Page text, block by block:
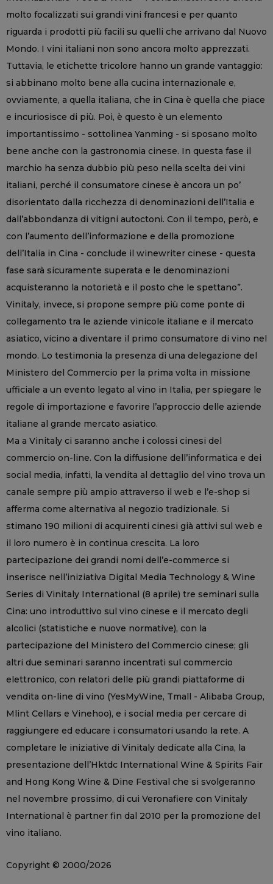
molto focalizzati sui grandi vini francesi e per quanto
riguarda i prodotti più facili su quelli che arrivano dal Nuovo
Mondo. I vini italiani non sono ancora molto apprezzati.
Tuttavia, le etichette tricolore hanno un grande vantaggio:
si abbinano molto bene alla cucina internazionale e,
ovviamente, a quella italiana, che in Cina è quella che piace
e incuriosisce di più. Poi, è questo è un elemento
importantissimo - sottolinea Yanming - si sposano molto
bene anche con la gastronomia cinese. In questa fase il
marchio ha senza dubbio più peso nella scelta dei vini
italiani, perché il consumatore cinese è ancora un po’
disorientato dalla ricchezza di denominazioni dell’Italia e
dall’abbondanza di vitigni autoctoni. Con il tempo, però, e
con l’aumento dell’informazione e della promozione
dell’Italia in Cina - conclude il winewriter cinese - questa
fase sarà sicuramente superata e le denominazioni
acquisteranno la notorietà e il posto che le spettano”.
Vinitaly, invece, si propone sempre più come ponte di
collegamento tra le aziende vinicole italiane e il mercato
asiatico, vicino a diventare il primo consumatore di vino nel
mondo. Lo testimonia la presenza di una delegazione del
Ministero del Commercio per la prima volta in missione
ufficiale a un evento legato al vino in Italia, per spiegare le
regole di importazione e favorire l’approccio delle aziende
italiane al grande mercato asiatico.
Ma a Vinitaly ci saranno anche i colossi cinesi del
commercio on-line. Con la diffusione dell’informatica e dei
social media, infatti, la vendita al dettaglio del vino trova un
canale sempre più ampio attraverso il web e l’e-shop si
afferma come alternativa al negozio tradizionale. Si
stimano 190 milioni di acquirenti cinesi già attivi sul web e
il loro numero è in continua crescita. La loro
partecipazione dei grandi nomi dell’e-commerce si
inserisce nell’iniziativa Digital Media Technology & Wine
Series di Vinitaly International (8 aprile) tre seminari sulla
Cina: uno introduttivo sul vino cinese e il mercato degli
alcolici (statistiche e nuove normative), con la
partecipazione del Ministero del Commercio cinese; gli
altri due seminari saranno incentrati sul commercio
elettronico, con relatori delle più grandi piattaforme di
vendita on-line di vino (YesMyWine, Tmall - Alibaba Group,
Mlint Cellars e Vinehoo), e i social media per cercare di
raggiungere ed educare i consumatori usando la rete. A
completare le iniziative di Vinitaly dedicate alla Cina, la
presentazione dell’Hktdc International Wine & Spirits Fair
and Hong Kong Wine & Dine Festival che si svolgeranno
nel novembre prossimo, di cui Veronafiere con Vinitaly
International è partner fin dal 2010 per la promozione del
vino italiano.
Copyright © 2000/2026